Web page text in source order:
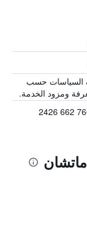
السياسات حسب
ومزود الخدمة.